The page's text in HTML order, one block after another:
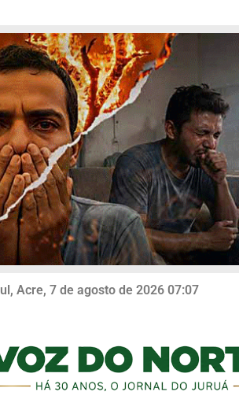
Acre, 7 de agosto de 2026 07:07